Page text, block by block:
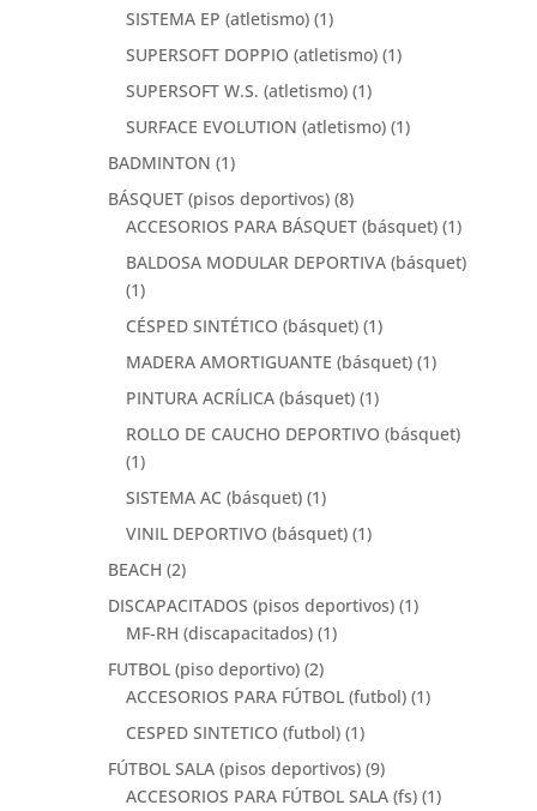
SISTEMA EP (atletismo) (1)
SUPERSOFT DOPPIO (atletismo) (1)
SUPERSOFT W.S. (atletismo) (1)
SURFACE EVOLUTION (atletismo) (1)
BADMINTON (1)
BÁSQUET (pisos deportivos) (8)
ACCESORIOS PARA BÁSQUET (básquet) (1)
BALDOSA MODULAR DEPORTIVA (básquet)
(1)
CÉSPED SINTÉTICO (básquet) (1)
MADERA AMORTIGUANTE (básquet) (1)
PINTURA ACRÍLICA (básquet) (1)
ROLLO DE CAUCHO DEPORTIVO (básquet)
(1)
SISTEMA AC (básquet) (1)
VINIL DEPORTIVO (básquet) (1)
BEACH (2)
DISCAPACITADOS (pisos deportivos) (1)
MF-RH (discapacitados) (1)
FUTBOL (piso deportivo) (2)
ACCESORIOS PARA FÚTBOL (futbol) (1)
CESPED SINTETICO (futbol) (1)
FÚTBOL SALA (pisos deportivos) (9)
ACCESORIOS PARA FÚTBOL SALA (fs) (1)